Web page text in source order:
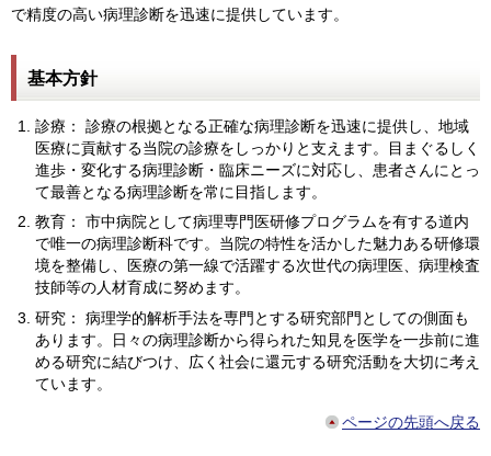
で精度の高い病理診断を迅速に提供しています。
基本方針
診療： 診療の根拠となる正確な病理診断を迅速に提供し、地域
医療に貢献する当院の診療をしっかりと支えます。目まぐるしく
進歩・変化する病理診断・臨床ニーズに対応し、患者さんにとっ
て最善となる病理診断を常に目指します。
教育： 市中病院として病理専門医研修プログラムを有する道内
で唯一の病理診断科です。当院の特性を活かした魅力ある研修環
境を整備し、医療の第一線で活躍する次世代の病理医、病理検査
技師等の人材育成に努めます。
研究： 病理学的解析手法を専門とする研究部門としての側面も
あります。日々の病理診断から得られた知見を医学を一歩前に進
める研究に結びつけ、広く社会に還元する研究活動を大切に考え
ています。
ページの先頭へ戻る